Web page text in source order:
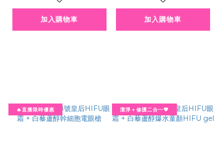
加入購物車 加入購物車
🔥直播限時優惠 潔淨＋修護二合一💖